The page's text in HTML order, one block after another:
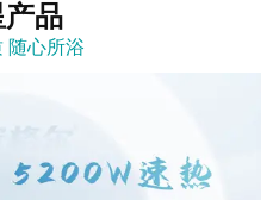
产品
随心所浴